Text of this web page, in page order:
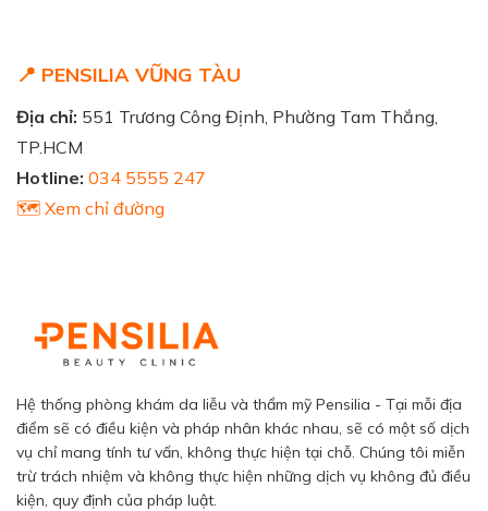
📍 PENSILIA VŨNG TÀU
Địa chỉ: 551 Trương Công Định, Phường Tam Thắng,
TP.HCM
Hotline: 034 5555 247
🗺️ Xem chỉ đường
Hệ thống phòng khám da liễu và thẩm mỹ Pensilia - Tại mỗi địa
điểm sẽ có điều kiện và pháp nhân khác nhau, sẽ có một số dịch
vụ chỉ mang tính tư vấn, không thực hiện tại chỗ. Chúng tôi miễn
trừ trách nhiệm và không thực hiện những dịch vụ không đủ điều
kiện, quy định của pháp luật.